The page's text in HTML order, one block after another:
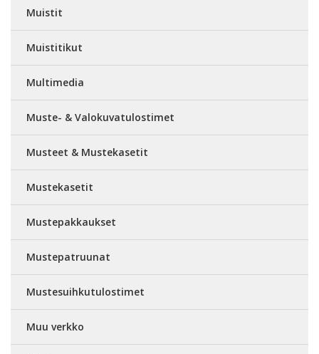
Muistit
Muistitikut
Multimedia
Muste- & Valokuvatulostimet
Musteet & Mustekasetit
Mustekasetit
Mustepakkaukset
Mustepatruunat
Mustesuihkutulostimet
Muu verkko